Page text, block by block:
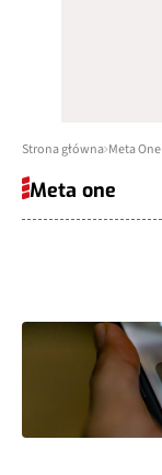
Strona główna Meta One
Meta one